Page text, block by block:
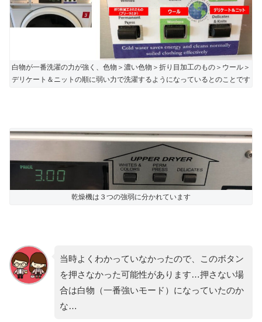
白物が一番洗濯の力が強く、色物＞濃い色物＞折り目加工のもの＞ウール＞
デリケート＆ニットの順に弱い力で洗濯するようになっているとのことです
乾燥機は３つの強弱に分かれています
当時よくわかっていなかったので、このボタン
を押さなかった可能性があります…押さない場
合は白物（一番強いモード）になっていたのか
な…